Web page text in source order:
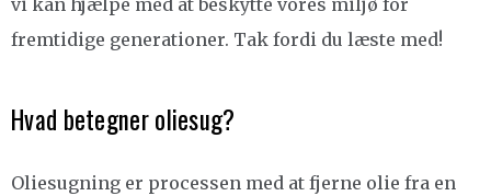
vi kan hjælpe med at beskytte vores miljø for
fremtidige generationer. Tak fordi du læste med!
Hvad betegner oliesug?
Oliesugning er processen med at fjerne olie fra en